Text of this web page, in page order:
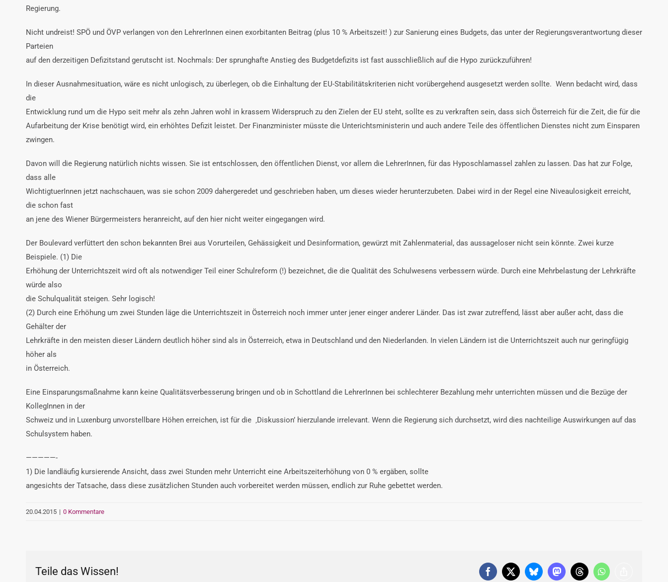
Regierung.
Nicht undreist! SPÖ und ÖVP verlangen von den LehrerInnen einen exorbitanten Beitrag (plus 10 % Arbeitszeit! ) zur Sanierung eines Budgets, das unter der Regierungsverantwortung dieser
Parteien
auf den derzeitigen Defizitstand gerutscht ist. Nochmals: Der sprunghafte Anstieg des Budgetdefizits ist fast ausschließlich auf die Hypo zurückzuführen!
In dieser Ausnahmesituation, wäre es nicht unlogisch, zu überlegen, ob die Einhaltung der EU-Stabilitätskriterien nicht vorübergehend ausgesetzt werden sollte. Wenn bedacht wird, dass
die
Entwicklung rund um die Hypo seit mehr als zehn Jahren wohl in krassem Widerspruch zu den Zielen der EU steht, sollte es zu verkraften sein, dass sich Österreich für die Zeit, die für die
Aufarbeitung der Krise benötigt wird, ein erhöhtes Defizit leistet. Der Finanzminister müsste die Unterichtsministerin und auch andere Teile des öffentlichen Dienstes nicht zum Einsparen
zwingen.
Davon will die Regierung natürlich nichts wissen. Sie ist entschlossen, den öffentlichen Dienst, vor allem die LehrerInnen, für das Hyposchlamassel zahlen zu lassen. Das hat zur Folge,
dass alle
WichtigtuerInnen jetzt nachschauen, was sie schon 2009 dahergeredet und geschrieben haben, um dieses wieder herunterzubeten. Dabei wird in der Regel eine Niveaulosigkeit erreicht,
die schon fast
an jene des Wiener Bürgermeisters heranreicht, auf den hier nicht weiter eingegangen wird.
Der Boulevard verfüttert den schon bekannten Brei aus Vorurteilen, Gehässigkeit und Desinformation, gewürzt mit Zahlenmaterial, das aussageloser nicht sein könnte. Zwei kurze
Beispiele. (1) Die
Erhöhung der Unterrichtszeit wird oft als notwendiger Teil einer Schulreform (!) bezeichnet, die die Qualität des Schulwesens verbessern würde. Durch eine Mehrbelastung der Lehrkräfte
würde also
die Schulqualität steigen. Sehr logisch!
(2) Durch eine Erhöhung um zwei Stunden läge die Unterrichtszeit in Österreich noch immer unter jener einger anderer Länder. Das ist zwar zutreffend, lässt aber außer acht, dass die
Gehälter der
Lehrkräfte in den meisten dieser Ländern deutlich höher sind als in Österreich, etwa in Deutschland und den Niederlanden. In vielen Ländern ist die Unterrichtszeit auch nur geringfügig
höher als
in Österreich.
Eine Einsparungsmaßnahme kann keine Qualitätsverbesserung bringen und ob in Schottland die LehrerInnen bei schlechterer Bezahlung mehr unterrichten müssen und die Bezüge der
KollegInnen in der
Schweiz und in Luxenburg unvorstellbare Höhen erreichen, ist für die ‚Diskussion’ hierzulande irrelevant. Wenn die Regierung sich durchsetzt, wird dies nachteilige Auswirkungen auf das
Schulsystem haben.
—————-
1) Die landläufig kursierende Ansicht, dass zwei Stunden mehr Unterricht eine Arbeitszeiterhöhung von 0 % ergäben, sollte
angesichts der Tatsache, dass diese zusätzlichen Stunden auch vorbereitet werden müssen, endlich zur Ruhe gebettet werden.
20.04.2015 | 0 Kommentare
Teile das Wissen! Facebook
X BlueskyMastodonThreadsWhatsApp